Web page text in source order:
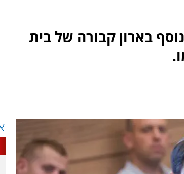
בארון קבורה של בית